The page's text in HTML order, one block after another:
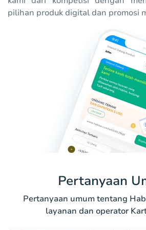
pilihan produk digital dan promosi
Pertanyaan
Pertanyaan umum tentang
layanan dan operator